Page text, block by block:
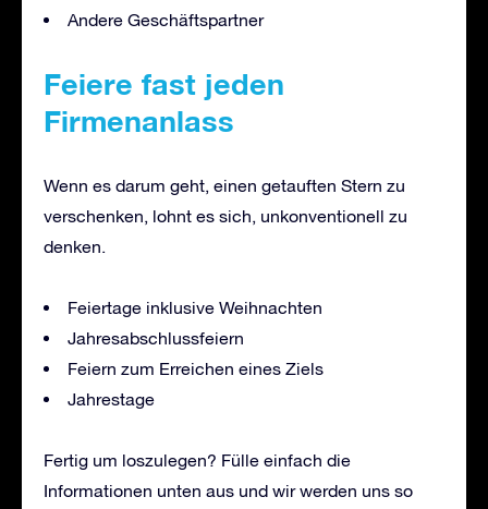
Andere Geschäftspartner
Feiere fast jeden
Firmenanlass
Wenn es darum geht, einen getauften Stern zu
verschenken, lohnt es sich, unkonventionell zu
denken.
Feiertage inklusive Weihnachten
Jahresabschlussfeiern
Feiern zum Erreichen eines Ziels
Jahrestage
Fertig um loszulegen? Fülle einfach die
Informationen unten aus und wir werden uns so